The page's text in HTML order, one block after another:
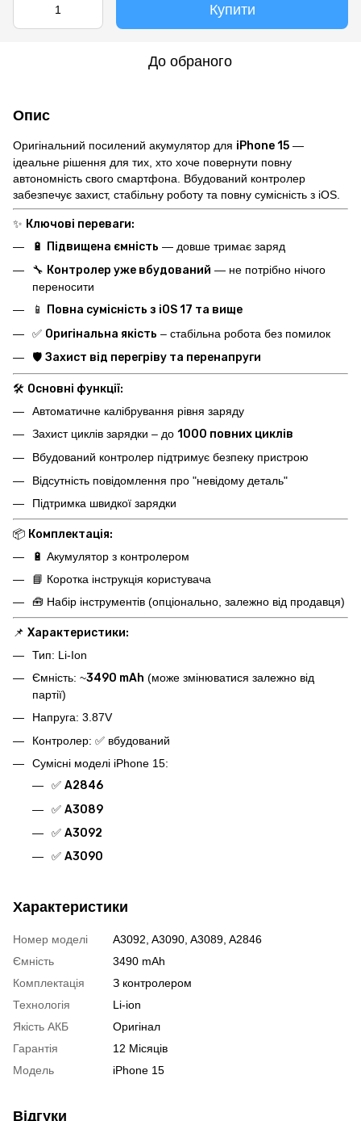
Купити
До обраного
Опис
Оригінальний посилений акумулятор для iPhone 15 —
ідеальне рішення для тих, хто хоче повернути повну
автономність свого смартфона. Вбудований контролер
забезпечує захист, стабільну роботу та повну сумісність з iOS.
✨ Ключові переваги:
🔋 Підвищена ємність — довше тримає заряд
🔧 Контролер уже вбудований — не потрібно нічого
переносити
📱
Повна сумісність з iOS 17 та вище
✅ Оригінальна якість – стабільна робота без помилок
🛡️ Захист від перегріву та перенапруги
🛠️ Основні функції:
Автоматичне калібрування рівня заряду
Захист циклів зарядки – до 1000 повних циклів
Вбудований контролер підтримує безпеку пристрою
Відсутність повідомлення про "невідому деталь"
Підтримка швидкої зарядки
📦 Комплектація:
🔋 Акумулятор з контролером
📘 Коротка інструкція користувача
🧰 Набір інструментів (опціонально, залежно від продавця)
📌 Характеристики:
Тип: Li-Ion
Ємність: ~3490 mAh (може змінюватися залежно від
партії)
Напруга: 3.87V
Контролер: ✅ вбудований
Сумісні моделі iPhone 15:
✅ A2846
✅ A3089
✅ A3092
✅ A3090
Характеристики
Номер моделі
A3092, A3090, A3089, A2846
Ємність
3490 mAh
Комплектація
З контролером
Технологія
Li-ion
Якість АКБ
Оригінал
Гарантія
12 Місяців
Модель
iPhone 15
Відгуки